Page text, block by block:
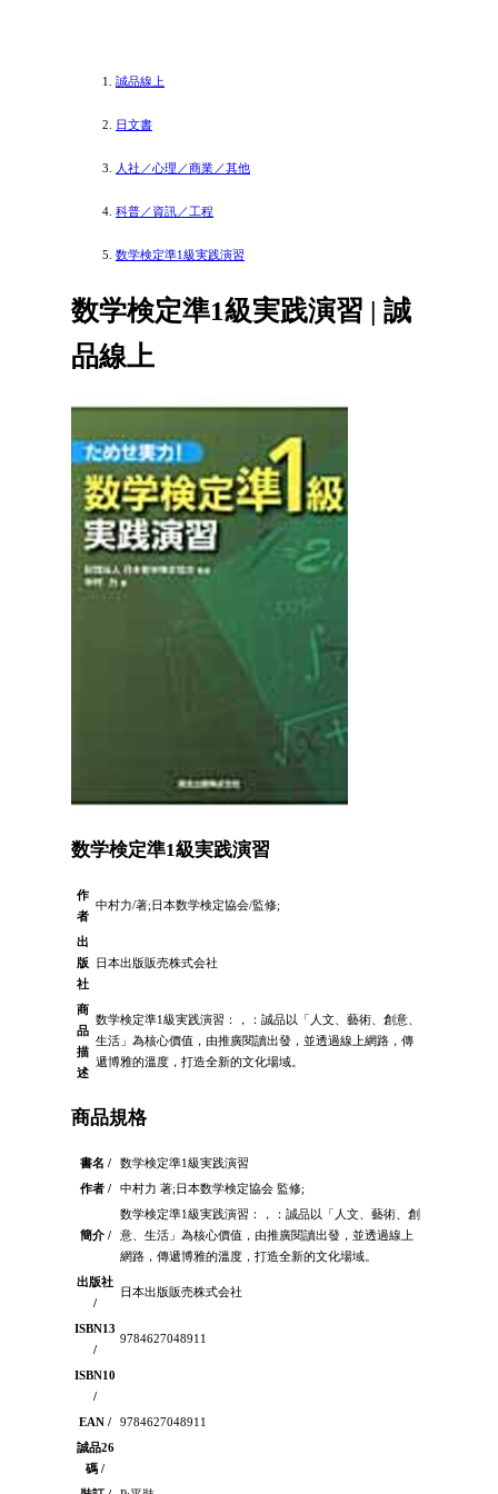
誠品線上
日文書
人社／心理／商業／其他
科普／資訊／工程
数学検定準1級実践演習
数学検定準1級実践演習 | 誠
品線上
数学検定準1級実践演習
作
者
中村力/著;日本数学検定協会/監修;
出
版
社
日本出版販売株式会社
商
品
描
述
数学検定準1級実践演習：，：誠品以「人文、藝術、創意、
生活」為核心價值，由推廣閱讀出發，並透過線上網路，傳
遞博雅的溫度，打造全新的文化場域。
商品規格
書名 /
数学検定準1級実践演習
作者 /
中村力 著;日本数学検定協会 監修;
簡介 /
数学検定準1級実践演習：，：誠品以「人文、藝術、創
意、生活」為核心價值，由推廣閱讀出發，並透過線上
網路，傳遞博雅的溫度，打造全新的文化場域。
出版社
/
日本出版販売株式会社
ISBN13
/
9784627048911
ISBN10
/
EAN /
9784627048911
誠品26
碼 /